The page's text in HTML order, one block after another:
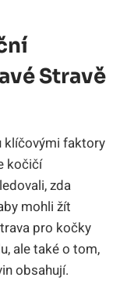
Stravě
klíčovými faktory
kočičí
zda
mohli žít
pro kočky
ale také o tom,
obsahují.